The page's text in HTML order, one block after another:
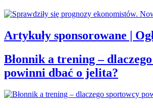
Artykuły sponsorowane |
Błonnik a trening –
powinni dbać o jelita?